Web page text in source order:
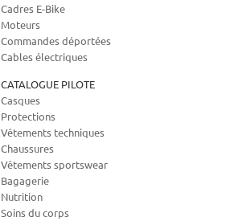
Cadres E-Bike
Moteurs
Commandes déportées
Cables électriques
CATALOGUE PILOTE
Casques
Protections
Vêtements techniques
Chaussures
Vêtements sportswear
Bagagerie
Nutrition
Soins du corps